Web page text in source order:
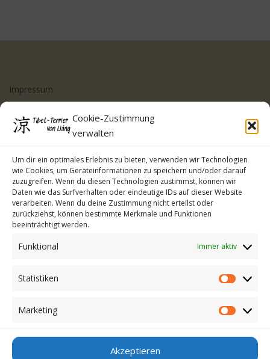
Cookie-Zustimmung
verwalten
Um dir ein optimales Erlebnis zu bieten, verwenden wir Technologien
wie Cookies, um Geräteinformationen zu speichern und/oder darauf
zuzugreifen. Wenn du diesen Technologien zustimmst, können wir
Daten wie das Surfverhalten oder eindeutige IDs auf dieser Website
verarbeiten. Wenn du deine Zustimmung nicht erteilst oder
zurückziehst, können bestimmte Merkmale und Funktionen
beeinträchtigt werden.
Funktional Immer aktiv
Statistiken
Marketing
Akzeptieren
Impressum
Cookie-Richtlinie (EU)